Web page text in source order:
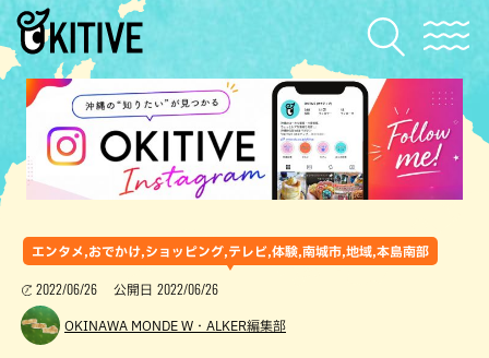
エンタメ,おでかけ,ショッピング,テレビ,体験,南城市,地域,本島南部
2022/06/26 公開日 2022/06/26
OKINAWA MONDE W・ALKER編集部